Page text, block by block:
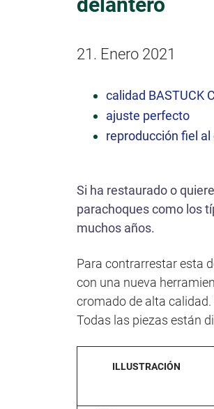
21. Enero 2021
calidad BASTUCK
ajuste perfecto
reproducción fiel al
Si ha restaurado o
parachoques como los
muchos años.
Para contrarrestar esta
con una nueva
cromado de alta
Todas las piezas están
ILLUSTRACIÓN